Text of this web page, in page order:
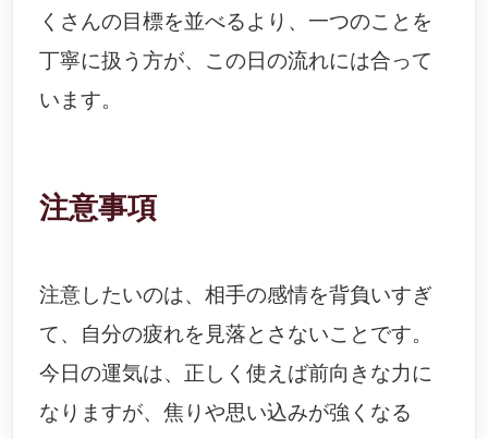
くさんの目標を並べるより、一つのことを
丁寧に扱う方が、この日の流れには合って
います。
注意事項
注意したいのは、相手の感情を背負いすぎ
て、自分の疲れを見落とさないことです。
今日の運気は、正しく使えば前向きな力に
なりますが、焦りや思い込みが強くなる